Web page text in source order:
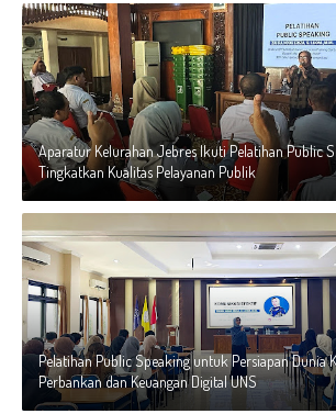
Aparatur Kelurahan Jebres Ikuti Pelatihan Public
Tingkatkan Kualitas Pelayanan Publik
Pelatihan Public Speaking untuk Persiapan Dunia
Perbankan dan Keuangan Digital UNS